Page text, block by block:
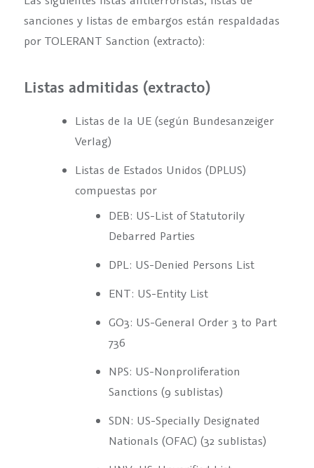
sanciones y listas de embargos están respaldadas
por TOLERANT Sanction (extracto):
Listas admitidas (extracto)
Listas de la UE (según Bundesanzeiger
Verlag)
Listas de Estados Unidos (DPLUS)
compuestas por
DEB: US-List of Statutorily
Debarred Parties
DPL: US-Denied Persons List
ENT: US-Entity List
GO3: US-General Order 3 to Part
736
NPS: US-Nonproliferation
Sanctions (9 sublistas)
SDN: US-Specially Designated
Nationals (OFAC) (32 sublistas)